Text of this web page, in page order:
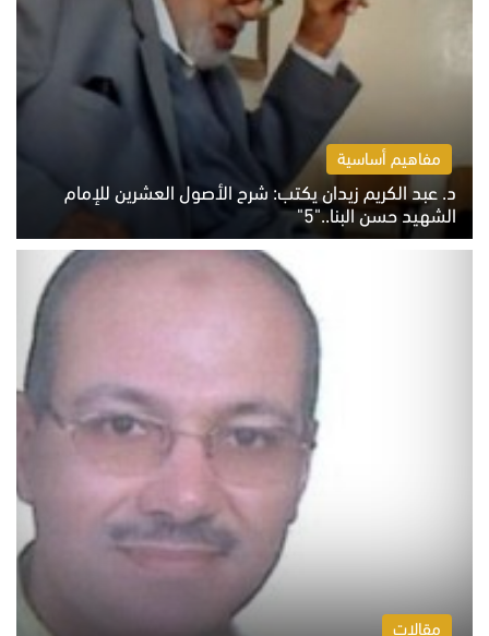
مفاهيم أساسية
د. عبد الكريم زيدان يكتب: شرح الأصول العشرين للإمام
الشهيد حسن البنا.."5"
السبت 8 أغسطس 2026 10:46 ص
مقالات